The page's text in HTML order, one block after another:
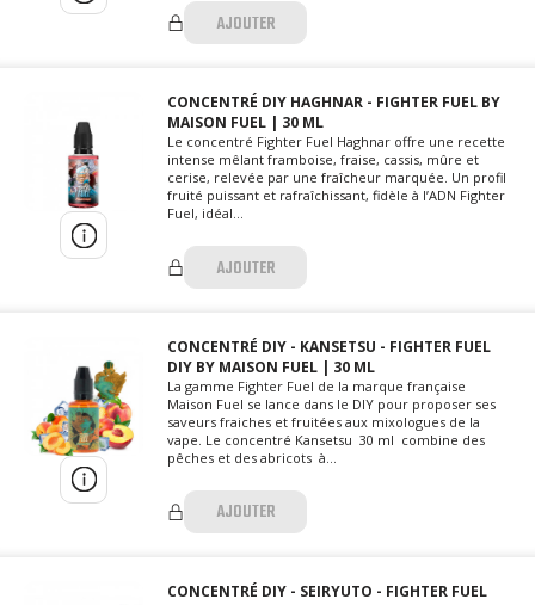
AJOUTER
CONCENTRÉ DIY HAGHNAR - FIGHTER FUEL BY
MAISON FUEL | 30 ML
Le concentré Fighter Fuel Haghnar offre une recette
intense mêlant framboise, fraise, cassis, mûre et
cerise, relevée par une fraîcheur marquée. Un profil
fruité puissant et rafraîchissant, fidèle à l’ADN Fighter
Fuel, idéal...
AJOUTER
CONCENTRÉ DIY - KANSETSU - FIGHTER FUEL
DIY BY MAISON FUEL | 30 ML
La gamme Fighter Fuel de la marque française
Maison Fuel se lance dans le DIY pour proposer ses
saveurs fraiches et fruitées aux mixologues de la
vape. Le concentré Kansetsu 30 ml combine des
pêches et des abricots à...
AJOUTER
CONCENTRÉ DIY - SEIRYUTO - FIGHTER FUEL